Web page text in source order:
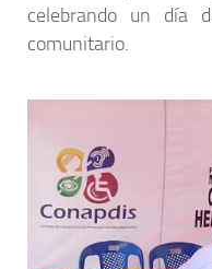
celebrando un día
comunitario.